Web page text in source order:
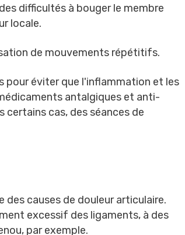
difficultés à bouger le membre
locale.
de mouvements répétitifs.
pour éviter que l'inflammation et les
antalgiques et anti-
cas, des séances de
causes de douleur articulaire.
excessif des ligaments, à des
par exemple.